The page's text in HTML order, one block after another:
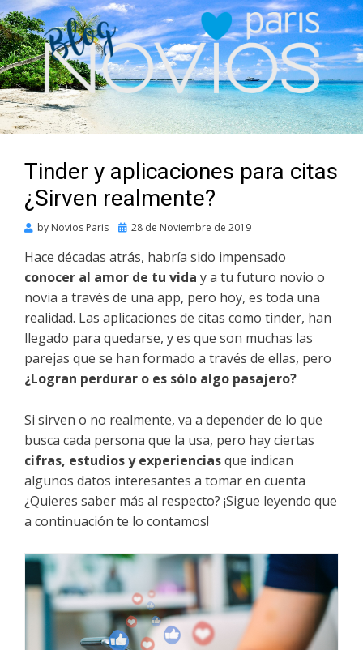
Tinder y aplicaciones para citas
¿Sirven realmente?
by Novios Paris
Posted
28 de Noviembre de 2019
Hace décadas atrás, habría sido impensado
conocer al amor de tu vida y a tu futuro novio o
novia a través de una app, pero hoy, es toda una
realidad. Las aplicaciones de citas como tinder, han
llegado para quedarse, y es que son muchas las
parejas que se han formado a través de ellas, pero
¿Logran perdurar o es sólo algo pasajero?
Si sirven o no realmente, va a depender de lo que
busca cada persona que la usa, pero hay ciertas
cifras, estudios y experienciasque indican
algunos datos interesantes a tomar en cuenta
¿Quieres saber más al respecto? ¡Sigue leyendo que
a continuación te lo contamos!